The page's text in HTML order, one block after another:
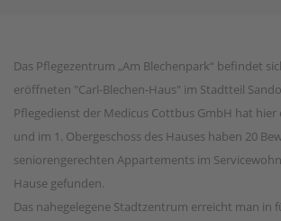
Das Pflegezentrum „Am Blechenpark“ befindet
eröffneten "Carl-Blechen-Haus" im Stadtteil
Pflegedienst der Medicus Cottbus GmbH hat hier
und im 1. Obergeschoss des Hauses haben 20
seniorengerechten Appartements im
Hause gefunden.
Das nahegelegene Stadtzentrum erreicht man in